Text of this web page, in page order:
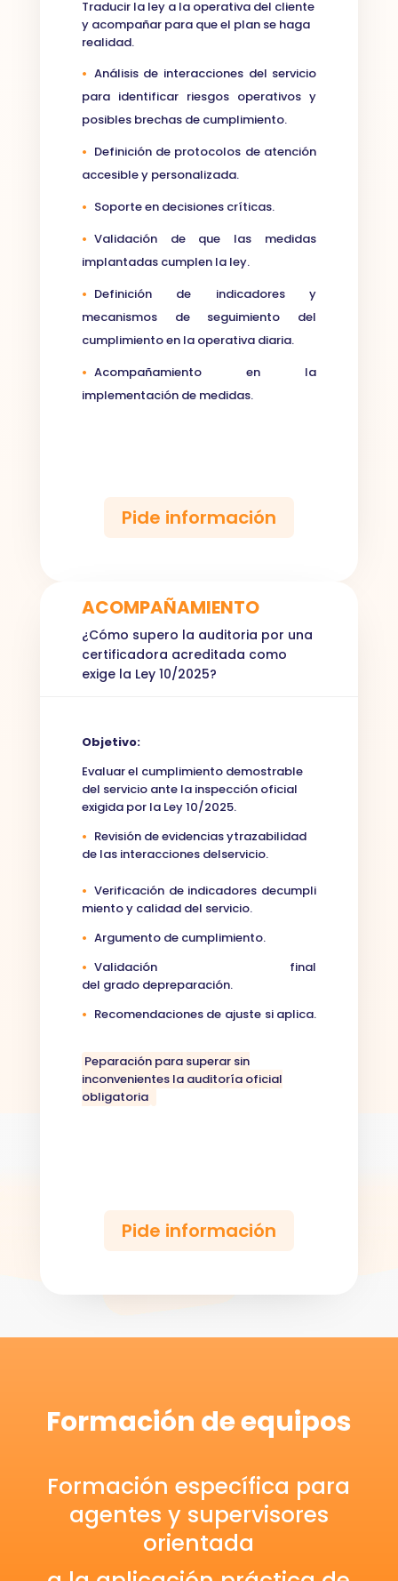
Traducir la ley a la operativa del cliente
y acompañar para que el plan se haga
realidad.
• Análisis de interacciones del servicio
para identificar riesgos operativos y
posibles brechas de cumplimiento.
• Definición de protocolos de atención
accesible y personalizada.
• Soporte en decisiones críticas.
• Validación de que las medidas
implantadas cumplen la ley.
• Definición de indicadores y
mecanismos de seguimiento del
cumplimiento en la operativa diaria.
• Acompañamiento en la
implementación de medidas.
Pide información
ACOMPAÑAMIENTO
¿Cómo supero la auditoria por una
certificadora acreditada como
exige la Ley 10/2025?
Objetivo:
Evaluar el cumplimiento demostrable
del servicio ante la inspección oficial
exigida por la Ley 10/2025.
• Revisióndeevidenciasytrazabilidad
de las interacciones delservicio.
• Verificaciónde indicadores decumpli
mientoy calidaddel servicio.
• Argumentode cumplimiento.
• Validaciónfinal
del grado depreparación.
• Recomendacionesde ajuste si aplica.
Peparación para superar sin
inconvenientes la auditoría oficial
obligatoria
Pide información
Formación de equipos
Formación específica para
agentes y supervisores
orientada